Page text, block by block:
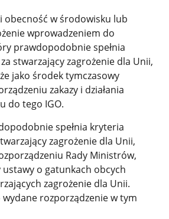
obecność w środowisku lub
wprowadzeniem do
prawdopodobnie spełnia
stwarzający zagrożenie dla Unii,
jako środek tymczasowy
zakazy i działania
do tego IGO.
spełnia kryteria
zagrożenie dla Unii,
Rady Ministrów,
o gatunkach obcych
zagrożenie dla Unii.
wydane rozporządzenie w tym